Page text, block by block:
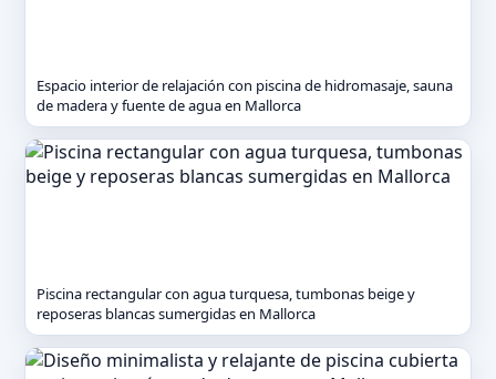
Espacio interior de relajación con piscina de hidromasaje, sauna
de madera y fuente de agua en Mallorca
Piscina rectangular con agua turquesa, tumbonas beige y
reposeras blancas sumergidas en Mallorca